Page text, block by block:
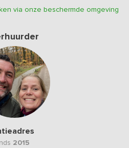
via onze beschermde omgeving
2015